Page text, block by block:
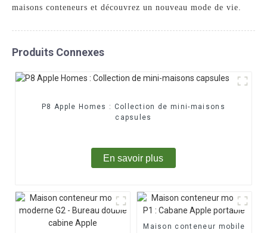
maisons conteneurs et découvrez un nouveau mode de vie.
Produits Connexes
P8 Apple Homes : Collection de mini-maisons
capsules
En savoir plus
Maison conteneur mobile